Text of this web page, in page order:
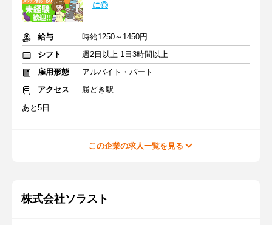
に◎
給与
時給1250～1450円
シフト
週2日以上 1日3時間以上
雇用形態
アルバイト・パート
アクセス
勝どき駅
あと5日
この企業の求人一覧を見る
株式会社ソラスト